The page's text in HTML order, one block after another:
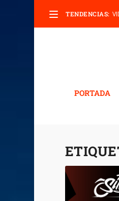
TENDENCIAS:
PORTADA